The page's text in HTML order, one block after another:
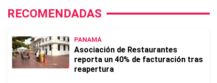
RECOMENDADAS
PANAMÁ
Asociación de Restaurantes
reporta un 40% de facturación tras
reapertura